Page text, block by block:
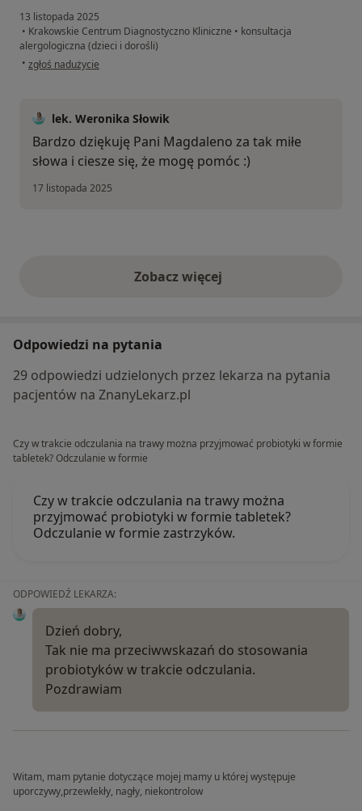
13 listopada 2025
• Krakowskie Centrum Diagnostyczno Kliniczne • konsultacja
alergologiczna (dzieci i dorośli)
• w opinii użytkownika Magdalena
zgłoś nadużycie
lek. Weronika Słowik
Bardzo dziękuję Pani Magdaleno za tak miłe
słowa i ciesze się, że mogę pomóc :)
17 listopada 2025
Zobacz więcejopinie powyżej
Odpowiedzi na pytania
29 odpowiedzi udzielonych przez lekarza na pytania
pacjentów na ZnanyLekarz.pl
Czy w trakcie odczulania na trawy można przyjmować probiotyki w formie
tabletek? Odczulanie w formie
Czy w trakcie odczulania na trawy można
przyjmować probiotyki w formie tabletek?
Odczulanie w formie zastrzyków.
ODPOWIEDŹ LEKARZA:
Dzień dobry,
Tak nie ma przeciwwskazań do stosowania
probiotyków w trakcie odczulania.
Pozdrawiam
Witam, mam pytanie dotyczące mojej mamy u której występuje
uporczywy,przewlekły, nagły, niekontrolow